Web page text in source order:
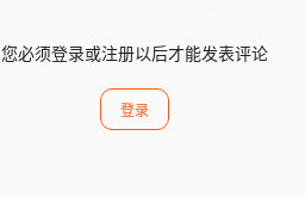
您必须登录或注册以后才能发表评论
登录